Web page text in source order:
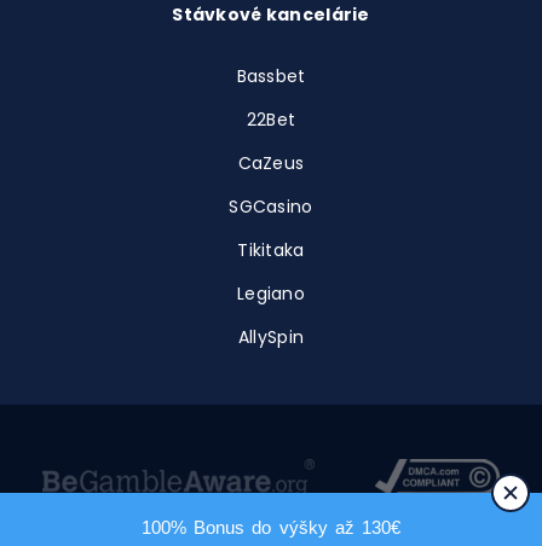
Stávkové kancelárie
Bassbet
22Bet
CaZeus
SGCasino
Tikitaka
Legiano
AllySpin
100% Bonus do výšky až 130€